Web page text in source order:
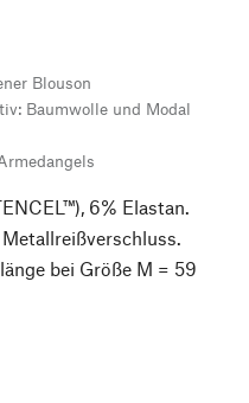
Blouson
Baumwolle und Modal
6% Elastan.
bei Größe M = 59